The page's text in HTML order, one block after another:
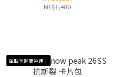
基本款 N265UTS010
NT$1,480
單個享超商免運！